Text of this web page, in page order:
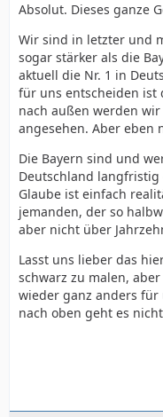
Absolut. Dieses ganze
Wir sind in letzter und
sogar stärker als die
aktuell die Nr. 1 in
für uns entscheiden ist
nach außen werden
angesehen. Aber eben
Die Bayern sind und
Deutschland langfristig
Glaube ist einfach
jemanden, der so
aber nicht über
Lasst uns lieber das
schwarz zu malen,
wieder ganz anders
nach oben geht es